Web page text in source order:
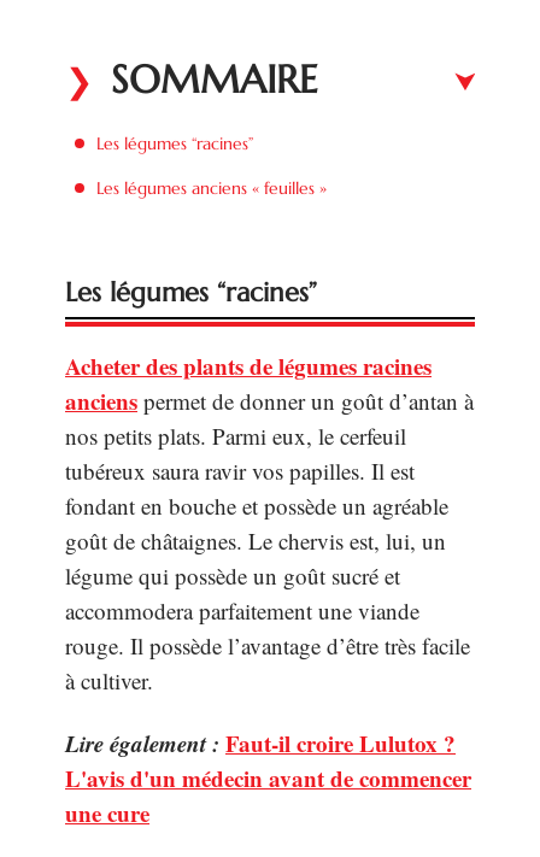
SOMMAIRE
Les légumes “racines”
Les légumes anciens « feuilles »
Les légumes “racines”
Acheter des plants de légumes racines
anciens permet de donner un goût d’antan à
nos petits plats. Parmi eux, le cerfeuil
tubéreux saura ravir vos papilles. Il est
fondant en bouche et possède un agréable
goût de châtaignes. Le chervis est, lui, un
légume qui possède un goût sucré et
accommodera parfaitement une viande
rouge. Il possède l’avantage d’être très facile
à cultiver.
Lire également : Faut-il croire Lulutox ?
L'avis d'un médecin avant de commencer
une cure